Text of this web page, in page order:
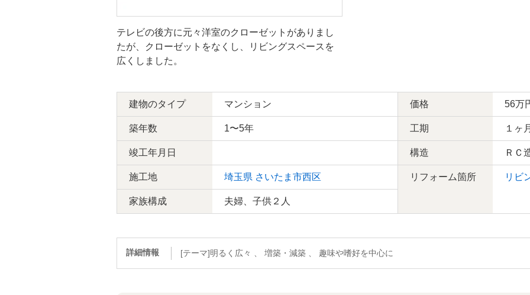
テレビの後方に元々洋室のクローゼットがありまし
たが、クローゼットをなくし、リビングスペースを
広くしました。
建物のタイプ マンション 価格 56万
築年数 1〜5年 工期 １ヶ月
竣工年月日 構造 ＲＣ
施工地 埼玉県 さいたま市西区 リフォーム箇所 リビ
家族構成 夫婦、子供２人
詳細情報 [テーマ]明るく広々 、 増築・減築 、 趣味や嗜好を中心に